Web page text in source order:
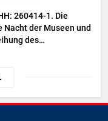
260414-1. Die
Nacht der Museen und
des
im